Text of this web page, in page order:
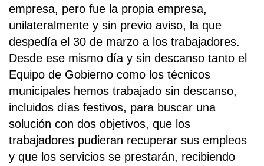
empresa, pero fue la propia empresa,
unilateralmente y sin previo aviso, la que
despedía el 30 de marzo a los trabajadores.
Desde ese mismo día y sin descanso tanto el
Equipo de Gobierno como los técnicos
municipales hemos trabajado sin descanso,
incluidos días festivos, para buscar una
solución con dos objetivos, que los
trabajadores pudieran recuperar sus empleos
y que los servicios se prestarán, recibiendo